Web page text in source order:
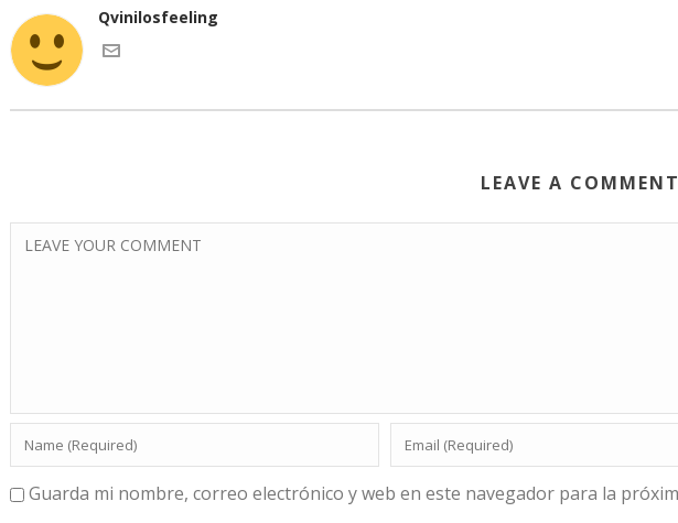
Qvinilosfeeling
LEAVE A
Guarda mi nombre, correo electrónico y web en este navegador para la